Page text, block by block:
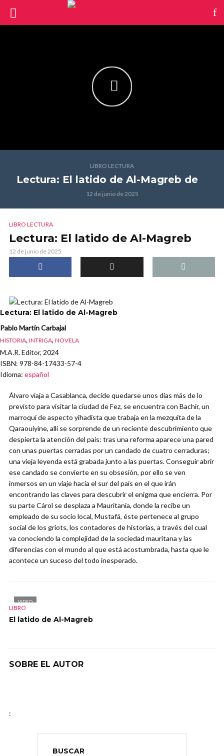
LIBRO LECTURA
Lectura: El latido de Al-Magreb de
12 de junio de 2025
LIBRO LECTURA
Lectura: El latido de Al-Magreb
12 de junio de 2025
Lectura: El latido de Al-Magreb
Pablo Martín Carbajal
HISTORIA, INTRIGA, NOVELA
M.A.R. Editor, 2024
ISBN: 978-84-17433-57-4
Idioma: español
Álvaro viaja a Casablanca, decide quedarse unos días más de lo
previsto para visitar la ciudad de Fez, se encuentra con Bachir, un
marroquí de aspecto yihadista que trabaja en la mezquita de la
Qaraouiyine, allí se sorprende de un reciente descubrimiento que
despierta la atención del país: tras una reforma aparece una pared
con unas puertas cerradas por un candado de cuatro cerraduras;
una vieja leyenda está grabada junto a las puertas. Conseguir abrir
ese candado se convierte en su obsesión, por ello se ven
inmersos en un viaje hacia el sur del país en el que irán
encontrando las claves para descubrir el enigma que encierra. Por
su parte Cárol se desplaza a Mauritania, donde la recibe un
empleado de su socio local, Mustafá, éste pertenece al grupo
social de los griots, los contadores de historias, a través del cual
va conociendo la complejidad de la sociedad mauritana y las
diferencias con el mundo al que está acostumbrada, hasta que le
acontece un suceso del todo inesperado.
VIDEO
LIBRO
El latido de Al-Magreb
SOBRE EL AUTOR
:
BUSCAR